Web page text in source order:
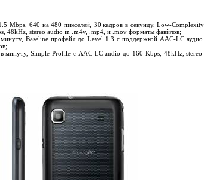
Mbps, 640 на 480 пикселей, 30 кадров в секунду, Low-Complexity
48kHz, stereo audio in .m4v, .mp4, и .mov форматы фавйлов;
Baseline профайл до Level 1.3 с поддержкой AAC-LC
минуту, Simple Profile с AAC-LC audio до 160 Kbps, 48kHz,